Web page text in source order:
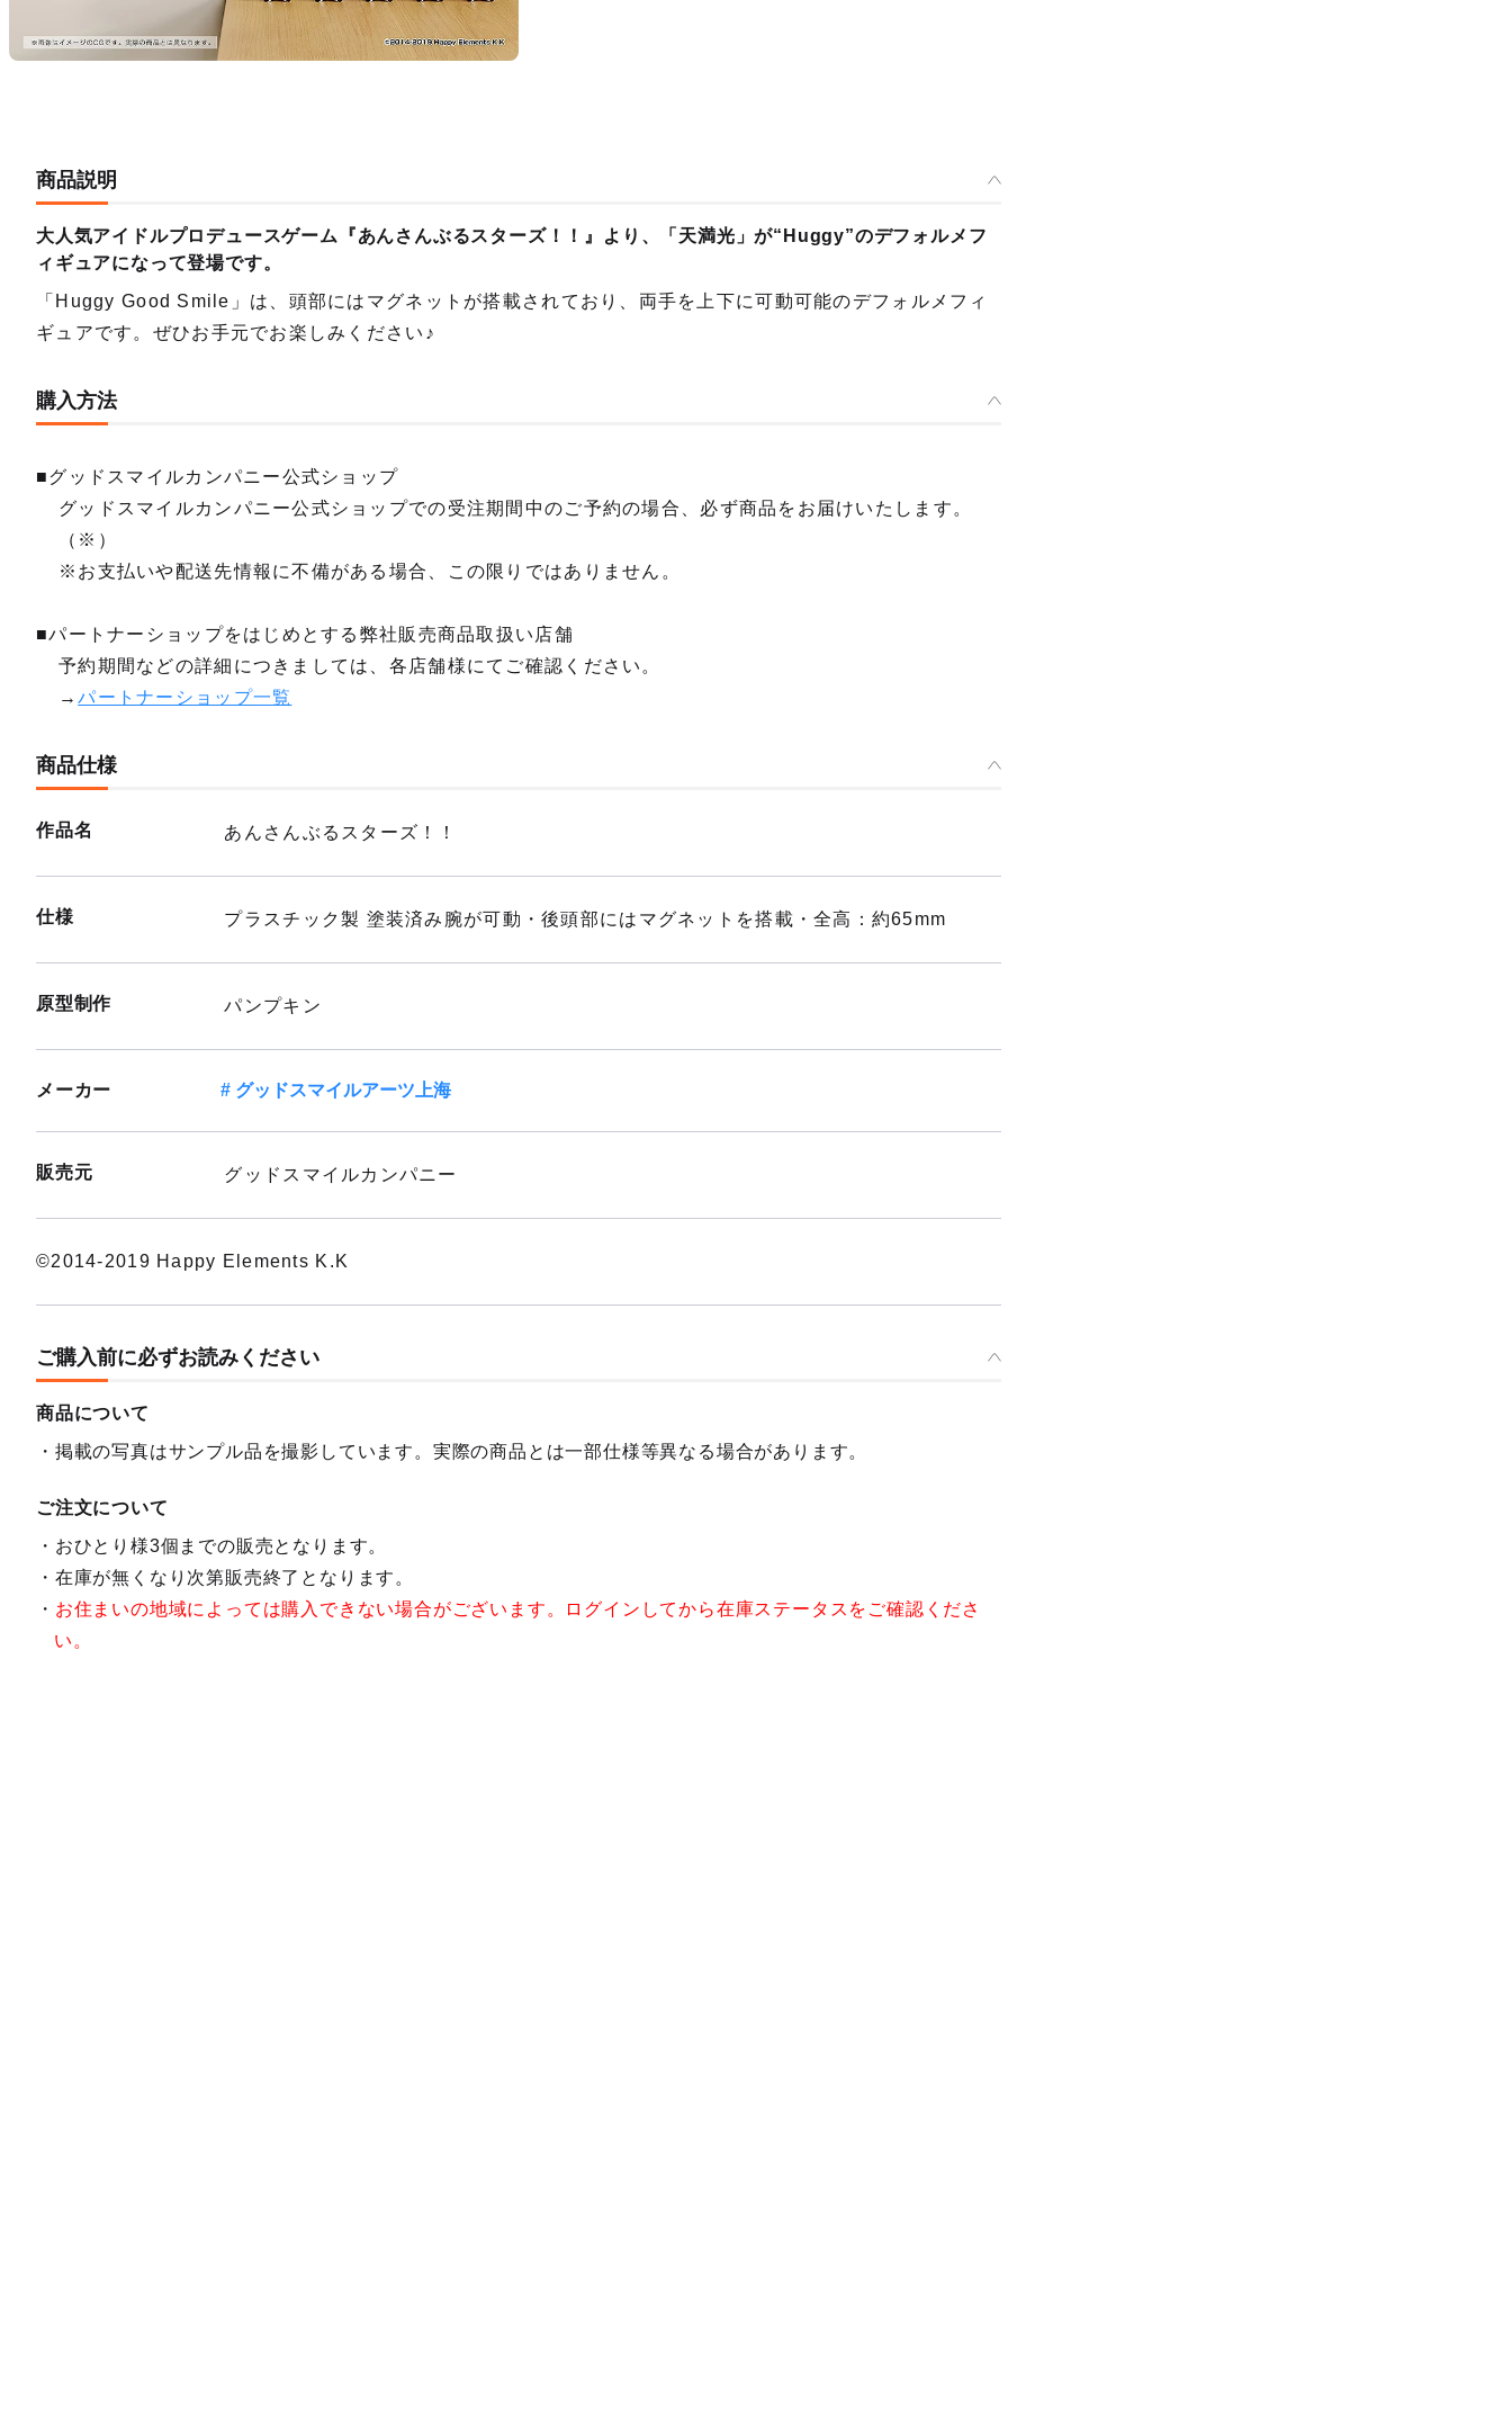
商品説明
大人気アイドルプロデュースゲーム『あんさんぶるスターズ！！』より、「天満光」が“Huggy”のデフォルメフ
ィギュアになって登場です。
「Huggy Good Smile」は、頭部にはマグネットが搭載されており、両手を上下に可動可能のデフォルメフィ
ギュアです。ぜひお手元でお楽しみください♪
購入方法
■グッドスマイルカンパニー公式ショップ
グッドスマイルカンパニー公式ショップでの受注期間中のご予約の場合、必ず商品をお届けいたします。
（※）
※お支払いや配送先情報に不備がある場合、この限りではありません。
■パートナーショップをはじめとする弊社販売商品取扱い店舗
予約期間などの詳細につきましては、各店舗様にてご確認ください。
→パートナーショップ一覧
商品仕様
作品名 あんさんぶるスターズ！！
仕様 プラスチック製 塗装済み腕が可動・後頭部にはマグネットを搭載・全高：約65mm
原型制作 パンプキン
メーカー グッドスマイルアーツ上海
販売元 グッドスマイルカンパニー
©2014-2019 Happy Elements K.K
ご購入前に必ずお読みください
商品について
掲載の写真はサンプル品を撮影しています。実際の商品とは一部仕様等異なる場合があります。
ご注文について
おひとり様3個までの販売となります。
在庫が無くなり次第販売終了となります。
お住まいの地域によっては購入できない場合がございます。ログインしてから在庫ステータスをご確認くださ
い。